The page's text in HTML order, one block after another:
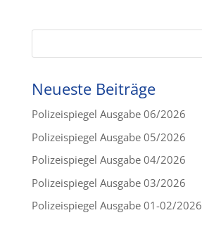
Neueste Beiträge
Polizeispiegel Ausgabe 06/2026
Polizeispiegel Ausgabe 05/2026
Polizeispiegel Ausgabe 04/2026
Polizeispiegel Ausgabe 03/2026
Polizeispiegel Ausgabe 01-02/2026